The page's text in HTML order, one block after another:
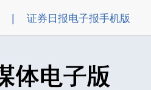
证券日报电子报手机版